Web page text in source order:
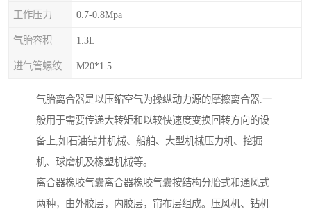
工作压力 0.7-0.8Mpa
气胎容积 1.3L
进气管螺纹 M20*1.5
气胎离合器是以压缩空气为操纵动力源的摩擦离合器.一
般用于需要传递大转矩和以较快速度变换回转方向的设
备上,如石油钻井机械、船舶、大型机械压力机、挖掘
机、球磨机及橡塑机械等。
离合器橡胶气囊离合器橡胶气囊按结构分胎式和通风式
两种，由外胶层，内胶层，帘布层组成。压风机、钻机